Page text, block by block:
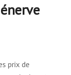
prix de